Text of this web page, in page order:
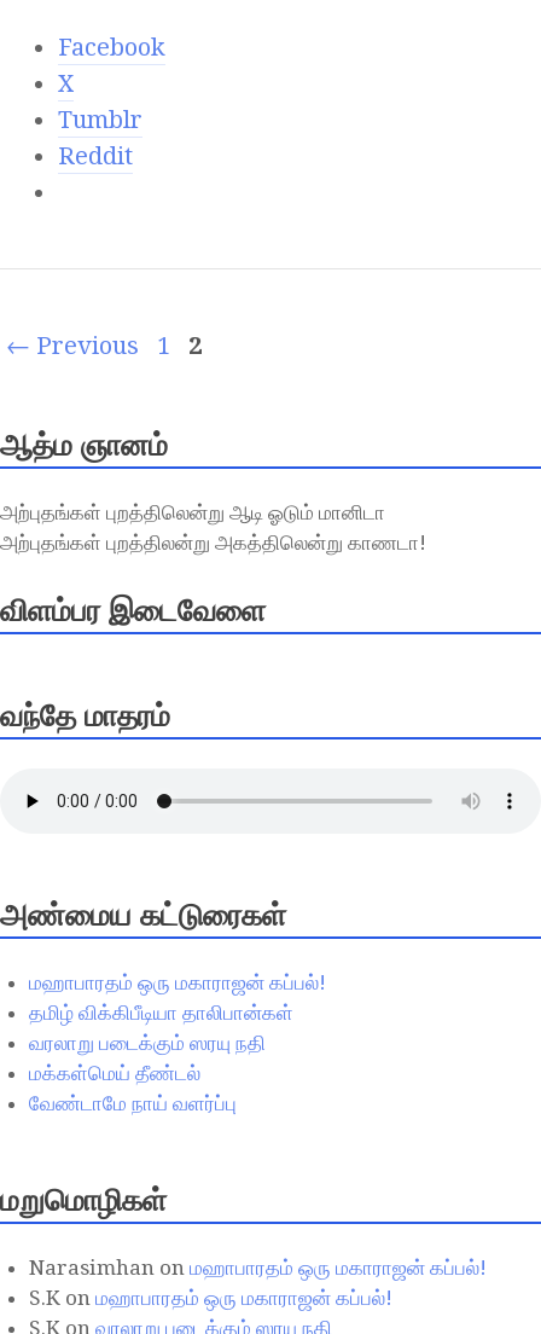
Facebook
X
Tumblr
Reddit
← Previous 1 2
ஆத்ம ஞானம்
அற்புதங்கள் புறத்திலென்று ஆடி ஓடும் மானிடா
அற்புதங்கள் புறத்திலன்று அகத்திலென்று காணடா!
விளம்பர இடைவேளை
வந்தே மாதரம்
அண்மைய கட்டுரைகள்
மஹாபாரதம் ஒரு மகாராஜன் கப்பல்!
தமிழ் விக்கிபீடியா தாலிபான்கள்
வரலாறு படைக்கும் ஸரயு நதி
மக்கள்மெய் தீண்டல்
வேண்டாமே நாய் வளர்ப்பு
மறுமொழிகள்
Narasimhan on மஹாபாரதம் ஒரு மகாராஜன் கப்பல்!
S.K on மஹாபாரதம் ஒரு மகாராஜன் கப்பல்!
S.K on வரலாறு படைக்கும் ஸரயு நதி